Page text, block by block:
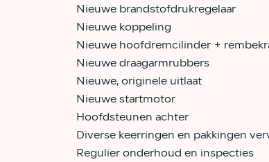
Nieuwe brandstofdrukregelaar
Nieuwe koppeling
Nieuwe hoofdremcilinder +
Nieuwe draagarmrubbers
Nieuwe, originele uitlaat
Nieuwe startmotor
Hoofdsteunen achter
Diverse keerringen en pakkingen
Regulier onderhoud en inspecties